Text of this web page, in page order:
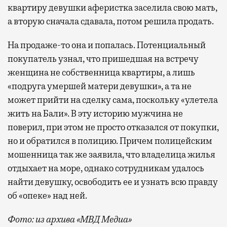
квартиру девушки аферистка заселила свою мать,
а вторую сначала сдавала, потом решила продать.
На продаже-то она и попалась. Потенциальный
покупатель узнал, что пришедшая на встречу
женщина не собственница квартиры, а лишь
«подруга умершей матери девушки», а та не
может прийти на сделку сама, поскольку «улетела
жить на Бали». В эту историю мужчина не
поверил, при этом не просто отказался от покупки,
но и обратился в полицию. Причем полицейским
мошенница так же заявила, что владелица жилья
отдыхает на море, однако сотрудникам удалось
найти девушку, освободить ее и узнать всю правду
об «опеке» над ней.
Фото: из архива «МВД Медиа»